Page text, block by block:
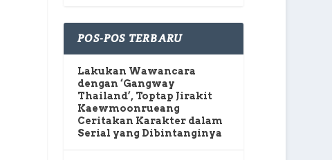
POS-POS TERBARU
Lakukan Wawancara
dengan ‘Gangway
Thailand’, Toptap Jirakit
Kaewmoonrueang
Ceritakan Karakter dalam
Serial yang Dibintanginya